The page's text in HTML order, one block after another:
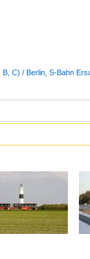
B, C) / Berlin, S-Bahn